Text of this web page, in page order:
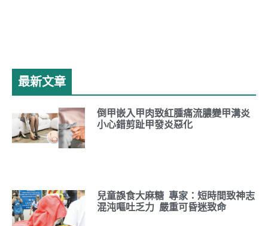
最新文章
倒甲嵌入甲肉致紅腫痛流膿變甲溝炎
小心錯剪趾甲發炎惡化
兒童誤食大麻糖 專家：短時間致神志
混沌嘔吐乏力 嚴重可昏迷致命